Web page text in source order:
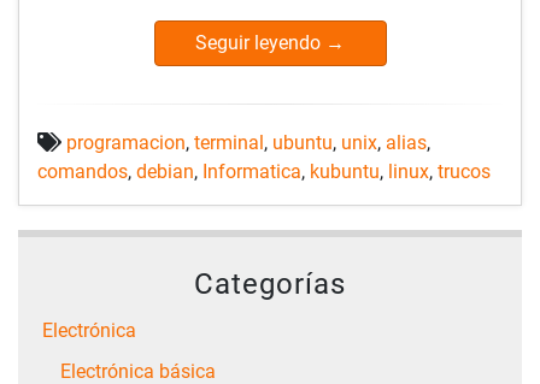
Seguir leyendo →
programacion, terminal, ubuntu, unix, alias,
comandos, debian, Informatica, kubuntu, linux, trucos
Categorías
Electrónica
Electrónica básica